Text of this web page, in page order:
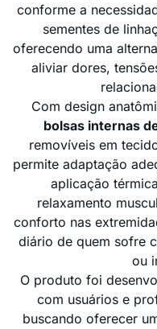
conforme a
sementes de
oferecendo uma
aliviar dores,
Com design
bolsas internas
removíveis em
permite adaptação
aplicação
relaxamento
conforto nas
diário de quem sofre
ou
O produto foi
com usuários e
buscando oferecer